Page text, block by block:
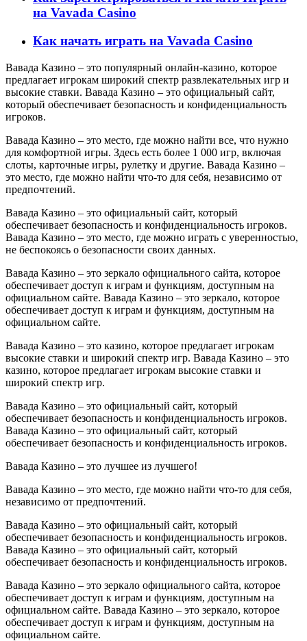
на Vavada Casino
Как начать играть на Vavada Casino
Вавада Казино – это популярный онлайн-казино, которое
предлагает игрокам широкий спектр развлекательных игр и
высокие ставки. Вавада Казино – это официальный сайт,
который обеспечивает безопасность и конфиденциальность
игроков.
Вавада Казино – это место, где можно найти все, что нужно
для комфортной игры. Здесь есть более 1 000 игр, включая
слоты, карточные игры, рулетку и другие. Вавада Казино –
это место, где можно найти что-то для себя, независимо от
предпочтений.
Вавада Казино – это официальный сайт, который
обеспечивает безопасность и конфиденциальность игроков.
Вавада Казино – это место, где можно играть с уверенностью,
не беспокоясь о безопасности своих данных.
Вавада Казино – это зеркало официального сайта, которое
обеспечивает доступ к играм и функциям, доступным на
официальном сайте. Вавада Казино – это зеркало, которое
обеспечивает доступ к играм и функциям, доступным на
официальном сайте.
Вавада Казино – это казино, которое предлагает игрокам
высокие ставки и широкий спектр игр. Вавада Казино – это
казино, которое предлагает игрокам высокие ставки и
широкий спектр игр.
Вавада Казино – это официальный сайт, который
обеспечивает безопасность и конфиденциальность игроков.
Вавада Казино – это официальный сайт, который
обеспечивает безопасность и конфиденциальность игроков.
Вавада Казино – это лучшее из лучшего!
Вавада Казино – это место, где можно найти что-то для себя,
независимо от предпочтений.
Вавада Казино – это официальный сайт, который
обеспечивает безопасность и конфиденциальность игроков.
Вавада Казино – это официальный сайт, который
обеспечивает безопасность и конфиденциальность игроков.
Вавада Казино – это зеркало официального сайта, которое
обеспечивает доступ к играм и функциям, доступным на
официальном сайте. Вавада Казино – это зеркало, которое
обеспечивает доступ к играм и функциям, доступным на
официальном сайте.